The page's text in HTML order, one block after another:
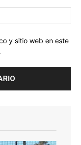
y sitio web en este